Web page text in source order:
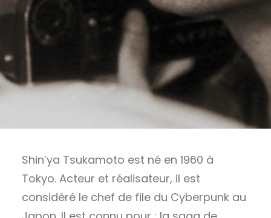
Shin’ya Tsukamoto est né en 1960 à
Tokyo. Acteur et réalisateur, il est
considéré le chef de file du Cyberpunk au